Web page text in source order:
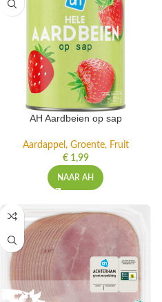
AH Aardbeien op sap
Aardappel, Groente, Fruit
€1,99
NAAR AH